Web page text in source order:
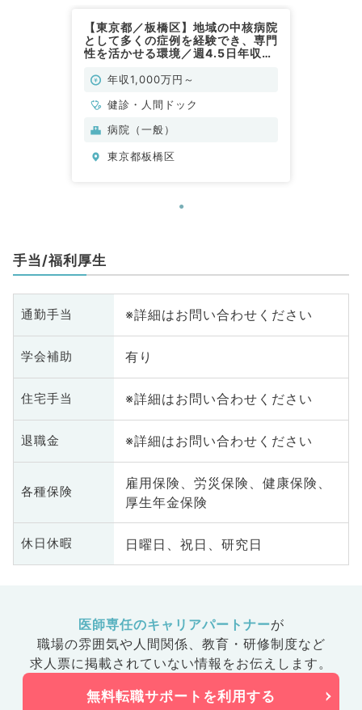
【東京都／板橋区】地域の中核病院
として多くの症例を経験でき、専門
性を活かせる環境／週4.5日年収
次急病院です(健診・人間ドック／
年収1,000万円～
健診・人間ドック
病院（一般）
東京都板橋区
手当/福利厚生
通勤手当 ※詳細はお問い合わせください
学会補助 有り
住宅手当 ※詳細はお問い合わせください
退職金 ※詳細はお問い合わせください
各種保険
雇用保険、労災保険、健康保険、
厚生年金保険
休日休暇 日曜日、祝日、研究日
医師専任のキャリアパートナーが
職場の雰囲気や人間関係、 教育・研修制度など
求人票に掲載されていない情報をお伝えします。
無料転職サポートを利用する